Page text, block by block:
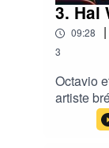
3. Hal
09:28 |
3
Octavio
artiste
cadre